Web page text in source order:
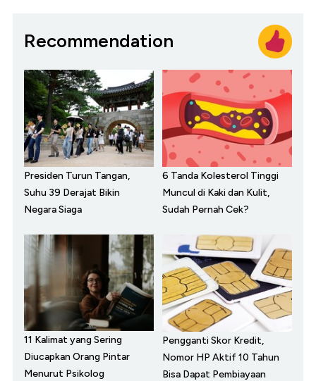
Recommendation
Presiden Turun Tangan,
Suhu 39 Derajat Bikin
Negara Siaga
6 Tanda Kolesterol Tinggi
Muncul di Kaki dan Kulit,
Sudah Pernah Cek?
11 Kalimat yang Sering
Diucapkan Orang Pintar
Menurut Psikolog
Pengganti Skor Kredit,
Nomor HP Aktif 10 Tahun
Bisa Dapat Pembiayaan